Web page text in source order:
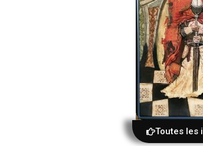
Toutes les